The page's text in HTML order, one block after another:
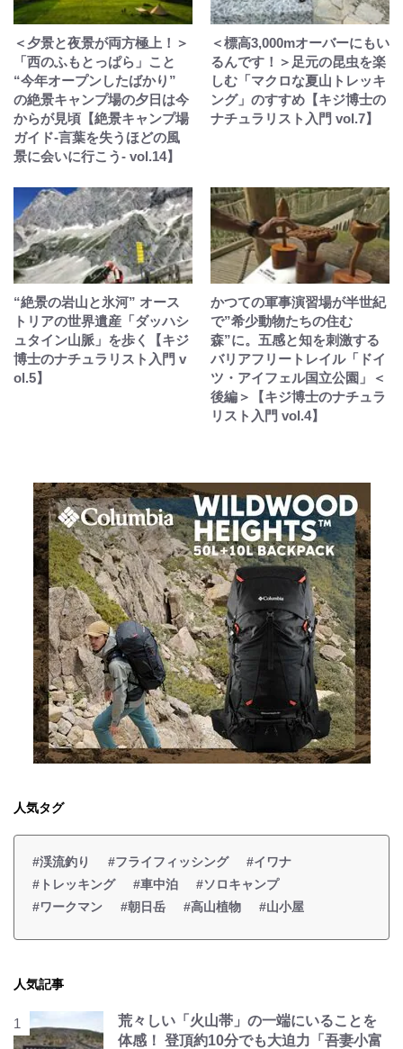
＜夕景と夜景が両方極上！＞
「西のふもとっぱら」こと
“今年オープンしたばかり”
の絶景キャンプ場の夕日は今
からが見頃【絶景キャンプ場
ガイド-言葉を失うほどの風
景に会いに行こう- vol.14】
＜標高3,000mオーバーにもい
るんです！＞足元の昆虫を楽
しむ「マクロな夏山トレッキ
ング」のすすめ【キジ博士の
ナチュラリスト入門 vol.7】
“絶景の岩山と氷河” オース
トリアの世界遺産「ダッハシ
ュタイン山脈」を歩く【キジ
博士のナチュラリスト入門 v
ol.5】
かつての軍事演習場が半世紀
で”希少動物たちの住む
森”に。五感と知を刺激する
バリアフリートレイル「ドイ
ツ・アイフェル国立公園」＜
後編＞【キジ博士のナチュラ
リスト入門 vol.4】
人気タグ
#渓流釣り #フライフィッシング
#イワナ
#トレッキング
#車中泊
#ソロキャンプ
#ワークマン
#朝日岳 #高山植物 #山小屋
人気記事
荒々しい「火山帯」の一端にいることを
体感！ 登頂約10分でも大迫力「吾妻小富